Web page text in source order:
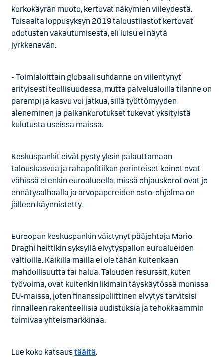
korkokäyrän muoto, kertovat näkymien viileydestä.
Toisaalta loppusyksyn 2019 taloustilastot kertovat
odotusten vakautumisesta, eli luisu ei näytä
jyrkkenevän.
- Toimialoittain globaali suhdanne on viilentynyt
erityisesti teollisuudessa, mutta palvelualoilla tilanne on
parempi ja kasvu voi jatkua, sillä työttömyyden
aleneminen ja palkankorotukset tukevat yksityistä
kulutusta useissa maissa.
Keskuspankit eivät pysty yksin palauttamaan
talouskasvua ja rahapolitiikan perinteiset keinot ovat
vähissä etenkin euroalueella, missä ohjauskorot ovat jo
ennätysalhaalla ja arvopapereiden osto-ohjelma on
jälleen käynnistetty.
Euroopan keskuspankin väistynyt pääjohtaja Mario
Draghi heittikin syksyllä elvytyspallon euroalueiden
valtioille. Kaikilla mailla ei ole tähän kuitenkaan
mahdollisuutta tai halua. Talouden resurssit, kuten
työvoima, ovat kuitenkin likimain täyskäytössä monissa
EU-maissa, joten finanssipoliittinen elvytys tarvitsisi
rinnalleen rakenteellisia uudistuksia ja tehokkaammin
toimivaa yhteismarkkinaa.
Lue koko katsaustäältä.